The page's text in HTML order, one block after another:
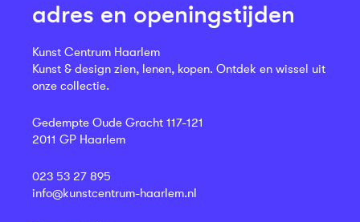
adres en openingstijden
Kunst Centrum Haarlem
Kunst & design zien, lenen, kopen. Ontdek en wissel uit
onze collectie.
Gedempte Oude Gracht 117-121
2011 GP Haarlem
023 53 27 895
info@kunstcentrum-haarlem.nl